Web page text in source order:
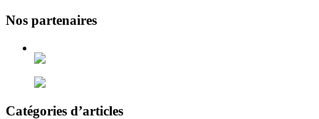
Nos partenaires
Catégories d’articles